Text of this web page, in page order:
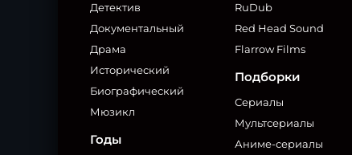
Детектив
Документальный
Драма
Исторический
Биографический
Мюзикл
Годы
RuDub
Red Head Sound
Flarrow Films
Подборки
Сериалы
Мультсериалы
Аниме-сериалы